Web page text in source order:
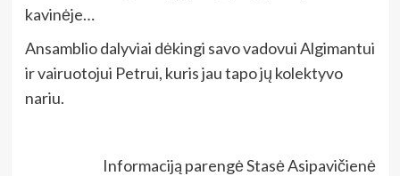
kavinėje…
Ansamblio dalyviai dėkingi savo vadovui Algimantui
ir vairuotojui Petrui, kuris jau tapo jų kolektyvo
nariu.
Informaciją parengė Stasė Asipavičienė